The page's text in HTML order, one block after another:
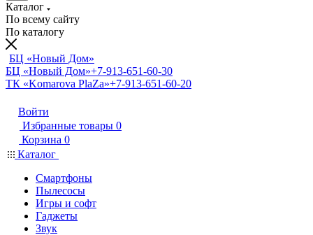
Каталог
По всему сайту
По каталогу
БЦ «Новый Дом»
БЦ «Новый Дом»+7-913-651-60-30
ТК «Komarova PlaZa»+7-913-651-60-20
Войти
Избранные товары 0
Корзина 0
Каталог
Смартфоны
Пылесосы
Игры и софт
Гаджеты
Звук